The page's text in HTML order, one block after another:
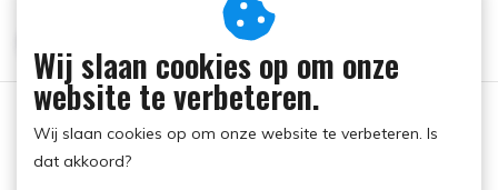
Wij slaan cookies op om onze
website te verbeteren.
Wij slaan cookies op om onze website te verbeteren. Is
dat akkoord?